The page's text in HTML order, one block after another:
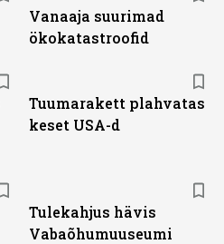
Vanaaja suurimad
ökokatastroofid
Tuumarakett plahvatas
keset USA-d
Tulekahjus hävis
Vabaõhumuuseumi